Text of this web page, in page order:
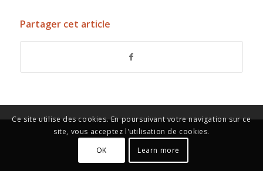
Partager cet article
Ce site utilise des cookies. En poursuivant votre navigation sur ce
site, vous acceptez l'utilisation de cookies.
OK
Learn more